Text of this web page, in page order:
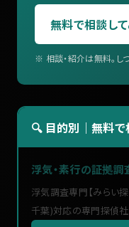
無料で相談し
※ 相談・紹介は無料。し
🔍 目的別｜無料で
浮気・素行の証拠調
浮気調査専門【みらい
千葉)対応の専門探偵社